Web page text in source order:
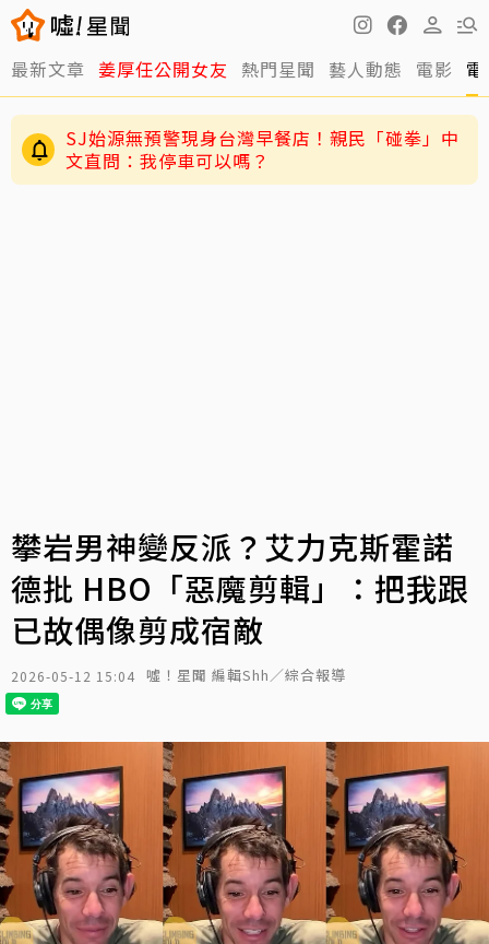
最新文章 姜厚任公開女友 熱門星聞 藝人動態 電影
SJ始源無預警現身台灣早餐店！親民「碰拳」中
文直問：我停車可以嗎？
攀岩男神變反派？艾力克斯霍諾
德批 HBO「惡魔剪輯」：把我跟
已故偶像剪成宿敵
2026-05-12 15:04 噓！星聞 編輯Shh／綜合報導